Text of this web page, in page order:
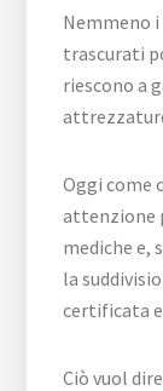
Nemmeno
trascurati
riescono a
Oggi come
attenzione
mediche e,
la
certificata
Ciò vuol